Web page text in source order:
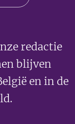
redactie
blijven
en in de